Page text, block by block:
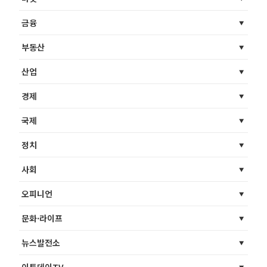
금융
부동산
산업
경제
국제
정치
사회
오피니언
문화·라이프
뉴스발전소